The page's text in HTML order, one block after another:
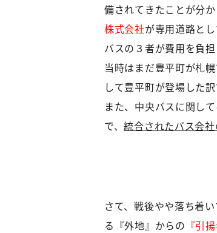
備されてきたことが分
株式会社が専用道路と
バスの３者が費用を負
当時はまだ豊平町が札
して豊平町が登場した訳
また、中央バスに関し
で、統合されたバス会
さて、戦後やや落ち着
る『外地』からの 『引揚